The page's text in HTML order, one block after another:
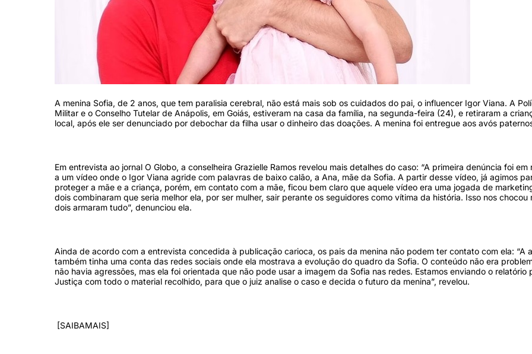
A menina Sofia, de 2 anos, que tem paralisia cerebral, não está mais sob os cuidados do pai, o influencer Igor Viana. A
Militar e o Conselho Tutelar de Anápolis, em Goiás, estiveram na casa da família, na segunda-feira (24), e retiraram a
local, após ele ser denunciado por debochar da filha usar o dinheiro das doações. A menina foi entregue aos avós
Em entrevista ao jornal O Globo, a conselheira Grazielle Ramos revelou mais detalhes do caso: “A primeira denúncia foi em
a um vídeo onde o Igor Viana agride com palavras de baixo calão, a Ana, mãe da Sofia. A partir desse vídeo, já agimos
proteger a mãe e a criança, porém, em contato com a mãe, ficou bem claro que aquele vídeo era uma jogada de
dois combinaram que seria melhor ela, por ser mulher, sair perante os seguidores como vítima da história. Isso nos chocou
dois armaram tudo”, denunciou ela.
Ainda de acordo com a entrevista concedida à publicação carioca, os pais da menina não podem ter contato com ela: “A
também tinha uma conta das redes sociais onde ela mostrava a evolução do quadro da Sofia. O conteúdo não era
não havia agressões, mas ela foi orientada que não pode usar a imagem da Sofia nas redes. Estamos enviando o relatório
Justiça com todo o material recolhido, para que o juiz analise o caso e decida o futuro da menina”, revelou.
[SAIBAMAIS]